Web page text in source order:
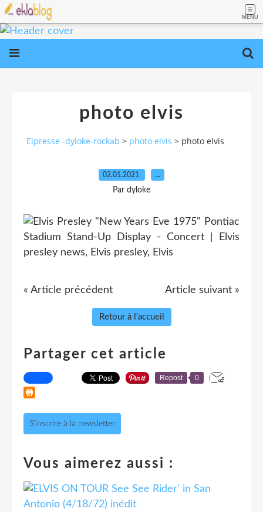
MENU
photo elvis
Elpresse -dyloke-rockab > photo elvis > photo elvis
02.01.2021 …
Par dyloke
« Article précédent Article suivant »
Retour à l'accueil
Partager cet article
Repost 0
S'inscrire à la newsletter
Vous aimerez aussi :